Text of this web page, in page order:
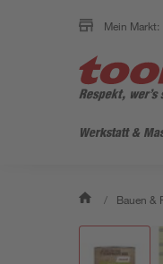
Mein Markt:
Werkstatt &
/ Bauen &